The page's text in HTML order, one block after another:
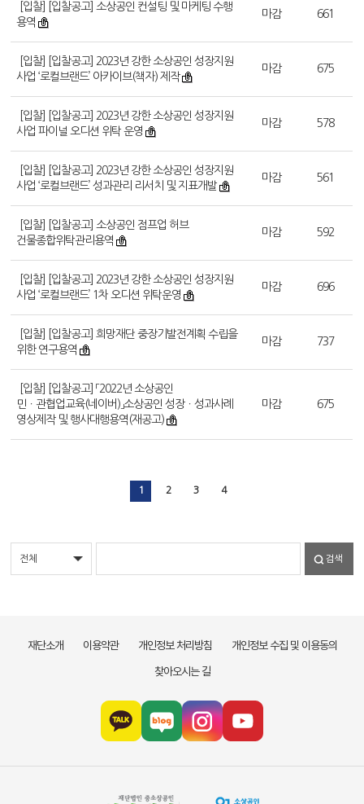
[입찰] [입찰공고] 소상공인 컨설팅 및 마케팅 수행
용역
마감 661
[입찰] [입찰공고] 2023년 강한 소상공인 성장지원
사업 ‘로컬브랜드’ 아카이브(책자) 제작
마감 675
[입찰] [입찰공고] 2023년 강한 소상공인 성장지원
사업 파이널 오디션 위탁 운영
마감 578
[입찰] [입찰공고] 2023년 강한 소상공인 성장지원
사업 ‘로컬브랜드’ 성과관리 리서치 및 지표개발
마감 561
[입찰] [입찰공고] 소상공인 점프업 허브
건물종합위탁관리용역
마감 592
[입찰] [입찰공고] 2023년 강한 소상공인 성장지원
사업 ‘로컬브랜드’ 1차 오디션 위탁운영
마감 696
[입찰] [입찰공고] 희망재단 중장기발전계획 수립을
위한 연구용역
마감 737
[입찰] [입찰공고] 「2022년 소상공인
민ㆍ관협업교육(네이버)」소상공인 성장ㆍ성과사례
영상제작 및 행사대행용역(재공고)
마감 675
1 2 3 4
검색
재단소개 이용약관 개인정보 처리방침
개인정보 수집 및 이용동의
찾아오시는 길